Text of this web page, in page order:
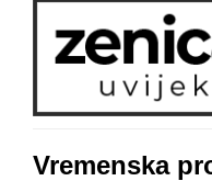
Vremenska